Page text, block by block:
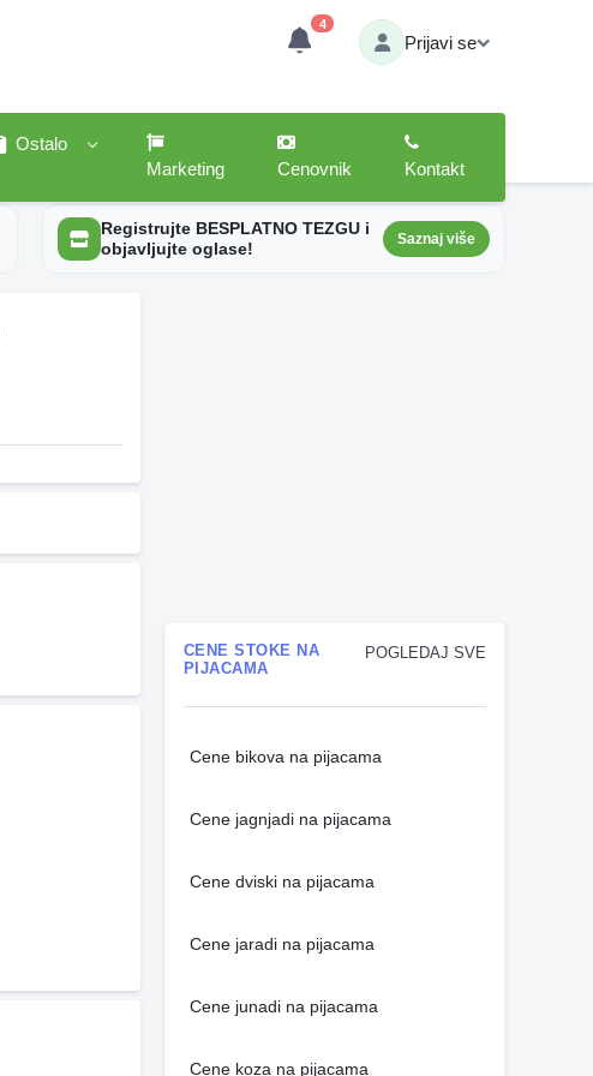
4
Prijavi se
Ostalo
Marketing
Cenovnik Kontakt
Registrujte BESPLATNO TEZGU i
objavljujte oglase!
Saznaj više
POGLEDAJ SVE
CENE STOKE NA
PIJACAMA
Cene bikova na pijacama
Cene jagnjadi na pijacama
Cene dviski na pijacama
Cene jaradi na pijacama
Cene junadi na pijacama
Cene koza na pijacama